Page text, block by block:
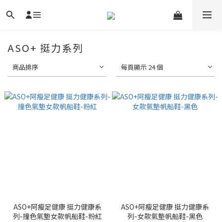
ASO+ 挺力系列
商品排序 每頁顯示 24 個
ASO+阿瘦足健康 挺力健康系
列-撞色氣墊女款帆船鞋-粉紅
ASO+阿瘦足健康 挺力健康系
列-女款氣墊帆船鞋-黑色